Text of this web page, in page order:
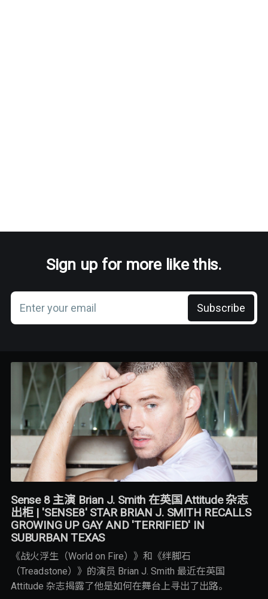
Sign up for more like this.
Enter your email Subscribe
Sense 8 主演 Brian J. Smith 在英国 Attitude 杂志
出柜 | 'SENSE8' STAR BRIAN J. SMITH RECALLS
GROWING UP GAY AND 'TERRIFIED' IN
SUBURBAN TEXAS
《战火浮生（World on Fire）》和《绊脚石
（Treadstone）》的演员 Brian J. Smith 最近在英国
Attitude 杂志揭露了他是如何在舞台上寻出了出路。